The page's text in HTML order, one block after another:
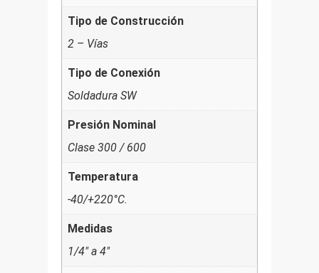
Tipo de Construcción
2 – Vías
Tipo de Conexión
Soldadura SW
Presión Nominal
Clase 300 / 600
Temperatura
-40/+220°C.
Medidas
1/4" a 4"